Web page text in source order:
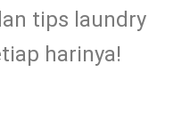
tips laundry
harinya!